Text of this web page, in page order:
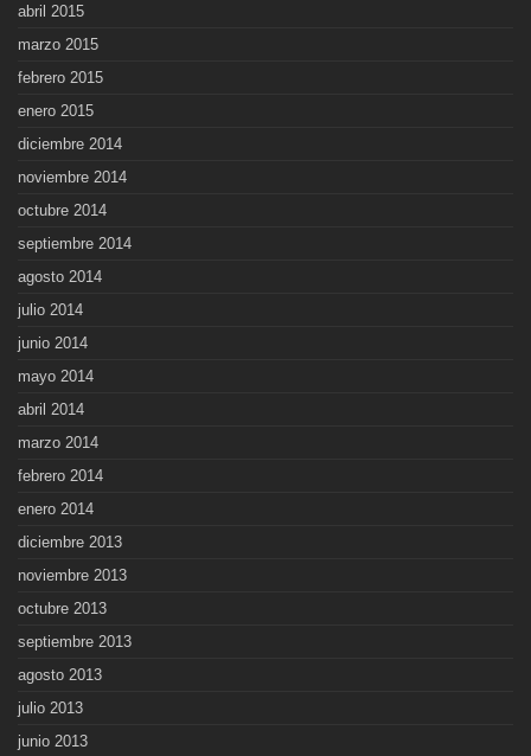
abril 2015
marzo 2015
febrero 2015
enero 2015
diciembre 2014
noviembre 2014
octubre 2014
septiembre 2014
agosto 2014
julio 2014
junio 2014
mayo 2014
abril 2014
marzo 2014
febrero 2014
enero 2014
diciembre 2013
noviembre 2013
octubre 2013
septiembre 2013
agosto 2013
julio 2013
junio 2013